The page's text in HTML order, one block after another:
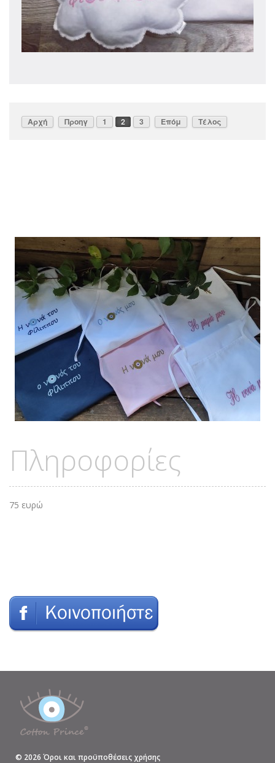
Αρχή Προηγ 1 2 3 Επόμ Τέλος
Πληροφορίες
75 ευρώ
© 2026 Όροι και προϋποθέσεις χρήσης